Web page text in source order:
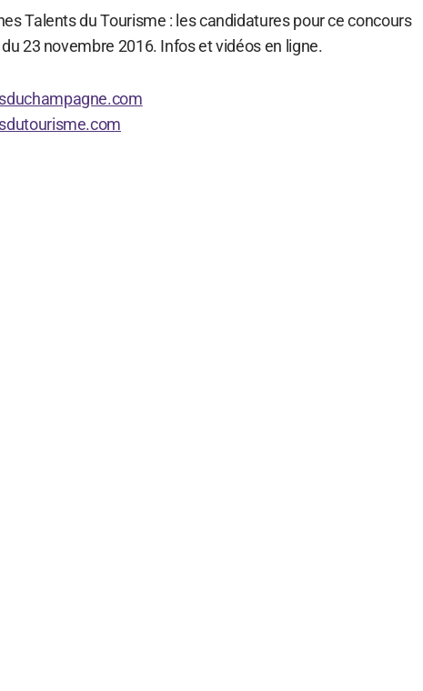
Talents du Tourisme : les candidatures pour ce concours
23 novembre 2016. Infos et vidéos en ligne.